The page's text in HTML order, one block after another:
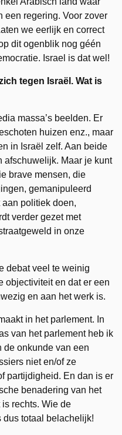
een regering. Voor zover
we eerlijk en correct
dit ogenblik nog géén
Israel is dat wel!
tegen Israël. Wat is
massa’s beelden. Er
huizen enz., maar
in Israël zelf. Aan beide
afschuwelijk. Maar je kunt
brave mensen, die
gemanipuleerd
politiek doen,
verder gezet met
in onze
debat veel te weinig
objectiviteit en dat er een
en aan het werk is.
in het parlement. In
van het parlement heb ik
de onkunde van een
niet en/of ze
partijdigheid. En dan is er
benadering van het
rechts. Wie de
dus totaal belachelijk!